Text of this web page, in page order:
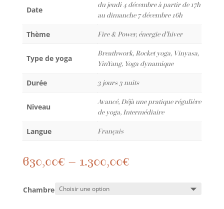
Date
du jeudi 4 décembre à partir de 17h
au dimanche 7 décembre 16h
Thème Fire & Power, énergie d'hiver
Type de yoga
Breathwork, Rocket yoga, Vinyasa,
YinYang, Yoga dynamique
Durée 3 jours 3 nuits
Niveau
Avancé, Déjà une pratique régulière
de yoga, Intermédiaire
Langue Français
630,00€ – 1.300,00€
Chambre